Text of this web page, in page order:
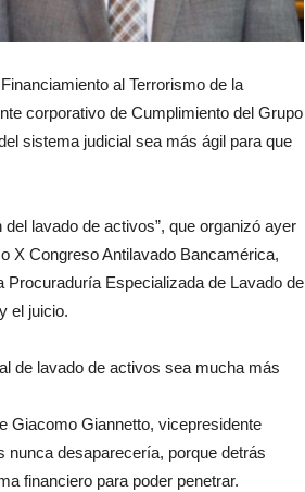
al Terrorismo de la
corporativo de Cumplimiento del Grupo
sistema judicial sea más ágil para que
lavado de activos”, que organizó ayer
X Congreso Antilavado Bancamérica,
Procuraduría Especializada de Lavado de
el juicio.
de lavado de activos sea mucha más
Giacomo Giannetto, vicepresidente
nunca desaparecería, porque detrás
financiero para poder penetrar.